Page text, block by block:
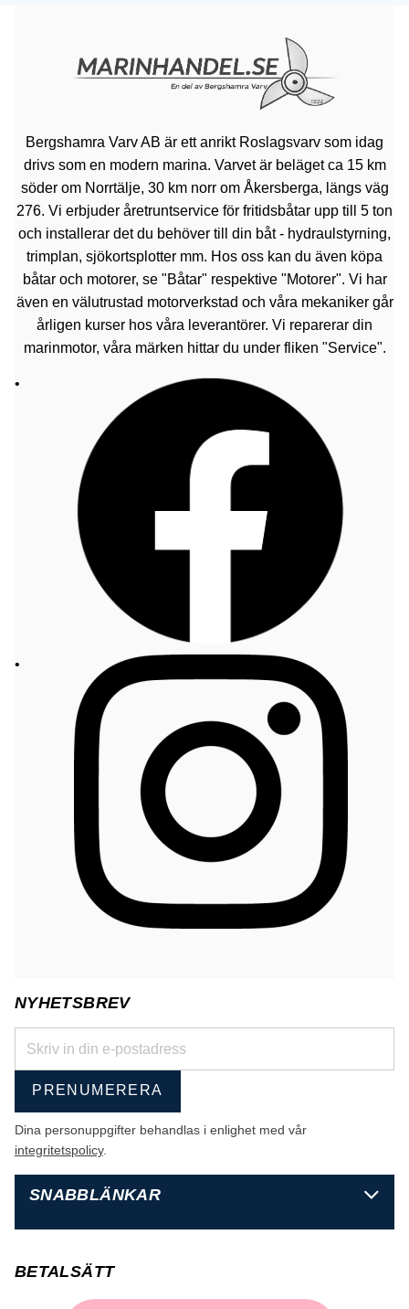
Bergshamra Varv AB är ett anrikt Roslagsvarv som idag
drivs som en modern marina. Varvet är beläget ca 15 km
söder om Norrtälje, 30 km norr om Åkersberga, längs väg
276. Vi erbjuder åretruntservice för fritidsbåtar upp till 5 ton
och installerar det du behöver till din båt - hydraulstyrning,
trimplan, sjökortsplotter mm. Hos oss kan du även köpa
båtar och motorer, se "Båtar" respektive "Motorer". Vi har
även en välutrustad motorverkstad och våra mekaniker går
årligen kurser hos våra leverantörer. Vi reparerar din
marinmotor, våra märken hittar du under fliken "Service".
NYHETSBREV
PRENUMERERA
Dina personuppgifter behandlas i enlighet med vår
integritetspolicy.
SNABBLÄNKAR
BETALSÄTT